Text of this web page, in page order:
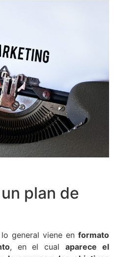
plan de
general viene en formato
, en el cualaparece el